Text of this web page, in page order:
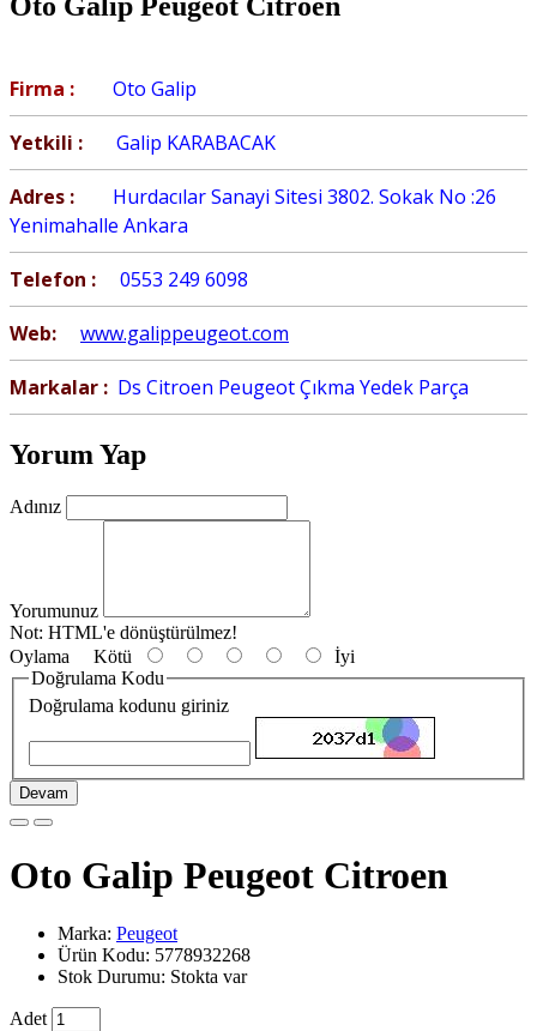
Firma : Oto Galip
Yetkili : Galip KARABACAK
Adres :
Hurdacılar Sanayi Sitesi 3802. Sokak No :26
Yenimahalle Ankara
Telefon : 0553 249 6098
Web: www.galippeugeot.com
Markalar : Ds Citroen Peugeot Çıkma Yedek Parça
Yorum Yap
Adınız
Yorumunuz
Not: HTML'e dönüştürülmez!
Oylama Kötü
İyi
Doğrulama Kodu
Doğrulama kodunu giriniz
Devam
Oto Galip Peugeot Citroen
Marka: Peugeot
Ürün Kodu: 5778932268
Stok Durumu: Stokta var
Adet